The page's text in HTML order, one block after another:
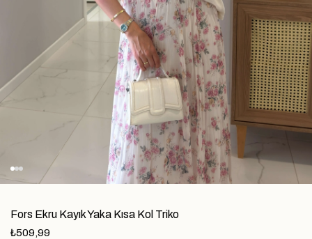
Fors Ekru Kayık Yaka Kısa Kol Triko
₺509,99